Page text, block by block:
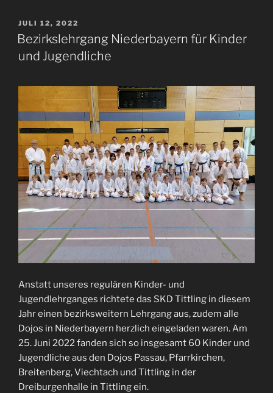
2022“
VERÖFFENTLICHT
AM
JULI 12, 2022
Bezirkslehrgang Niederbayern für Kinder
und Jugendliche
Anstatt unseres regulären Kinder- und
Jugendlehrganges richtete das SKD Tittling in diesem
Jahr einen bezirksweitern Lehrgang aus, zudem alle
Dojos in Niederbayern herzlich eingeladen waren. Am
25. Juni 2022 fanden sich so insgesamt 60 Kinder und
Jugendliche aus den Dojos Passau, Pfarrkirchen,
Breitenberg, Viechtach und Tittling in der
Dreiburgenhalle in Tittling ein.